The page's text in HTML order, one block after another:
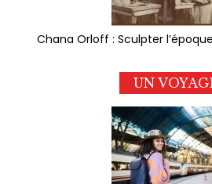
Chana Orloff : Sculpter
UN